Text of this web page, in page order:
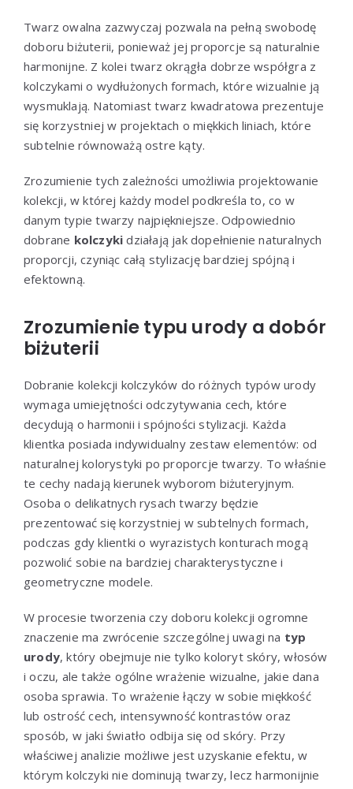
Twarz owalna zazwyczaj pozwala na pełną swobodę
doboru biżuterii, ponieważ jej proporcje są naturalnie
harmonijne. Z kolei twarz okrągła dobrze współgra z
kolczykami o wydłużonych formach, które wizualnie ją
wysmuklają. Natomiast twarz kwadratowa prezentuje
się korzystniej w projektach o miękkich liniach, które
subtelnie równoważą ostre kąty.
Zrozumienie tych zależności umożliwia projektowanie
kolekcji, w której każdy model podkreśla to, co w
danym typie twarzy najpiękniejsze. Odpowiednio
dobrane kolczyki działają jak dopełnienie naturalnych
proporcji, czyniąc całą stylizację bardziej spójną i
efektowną.
Zrozumienie typu urody a dobór
biżuterii
Dobranie kolekcji kolczyków do różnych typów urody
wymaga umiejętności odczytywania cech, które
decydują o harmonii i spójności stylizacji. Każda
klientka posiada indywidualny zestaw elementów: od
naturalnej kolorystyki po proporcje twarzy. To właśnie
te cechy nadają kierunek wyborom biżuteryjnym.
Osoba o delikatnych rysach twarzy będzie
prezentować się korzystniej w subtelnych formach,
podczas gdy klientki o wyrazistych konturach mogą
pozwolić sobie na bardziej charakterystyczne i
geometryczne modele.
W procesie tworzenia czy doboru kolekcji ogromne
znaczenie ma zwrócenie szczególnej uwagi na typ
urody, który obejmuje nie tylko koloryt skóry, włosów
i oczu, ale także ogólne wrażenie wizualne, jakie dana
osoba sprawia. To wrażenie łączy w sobie miękkość
lub ostrość cech, intensywność kontrastów oraz
sposób, w jaki światło odbija się od skóry. Przy
właściwej analizie możliwe jest uzyskanie efektu, w
którym kolczyki nie dominują twarzy, lecz harmonijnie